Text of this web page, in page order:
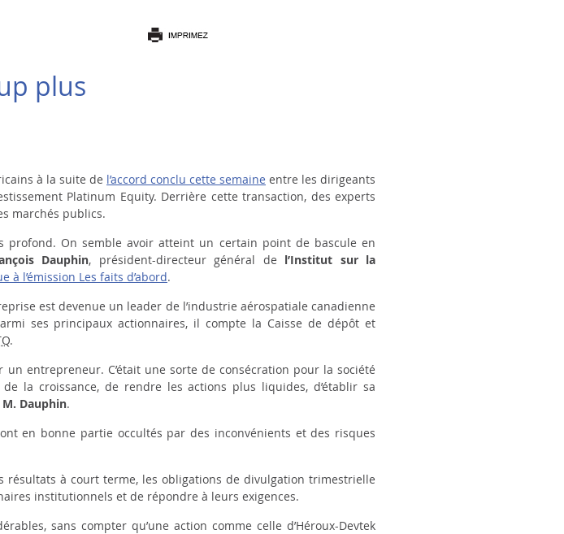
plus
à la suite de l’accord conclu cette semaine entre les dirigeants
Platinum Equity. Derrière cette transaction, des experts
marchés publics.
profond. On semble avoir atteint un certain point de bascule en
Dauphin, président-directeur général de l’Institut sur la
à l’émission Les faits d’abord.
est devenue un leader de l’industrie aérospatiale canadienne
ses principaux actionnaires, il compte la Caisse de dépôt et
.
entrepreneur. C’était une sorte de consécration pour la société
la croissance, de rendre les actions plus liquides, d’établir sa
M. Dauphin.
en bonne partie occultés par des inconvénients et des risques
à court terme, les obligations de divulgation trimestrielle
institutionnels et de répondre à leurs exigences.
sans compter qu’une action comme celle d’Héroux-Devtek